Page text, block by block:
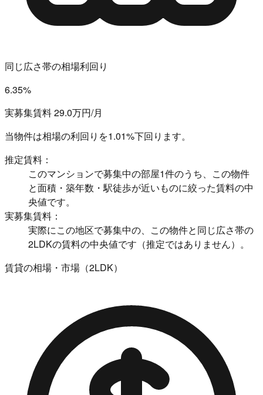
同じ広さ帯の相場利回り
6.35%
実募集賃料 29.0万円/月
当物件は相場の利回りを1.01%下回ります。
推定賃料：
このマンションで募集中の部屋1件のうち、この物件
と面積・築年数・駅徒歩が近いものに絞った賃料の中
央値です。
実募集賃料：
実際にこの地区で募集中の、この物件と同じ広さ帯の
2LDKの賃料の中央値です（推定ではありません）。
賃貸の相場・市場（2LDK）